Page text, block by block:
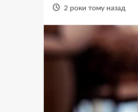
2 роки тому назад